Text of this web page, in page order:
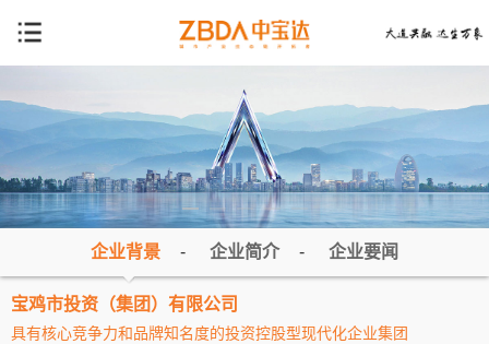
企业背景 - 企业简介 - 企业要闻
宝鸡市投资（集团）有限公司
具有核心竞争力和品牌知名度的投资控股型现代化企业集团